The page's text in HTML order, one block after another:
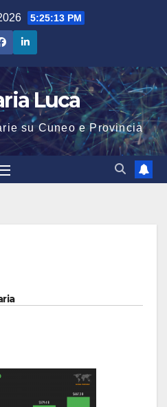
5:25:13 PM
Luca
su Cuneo e Provincia